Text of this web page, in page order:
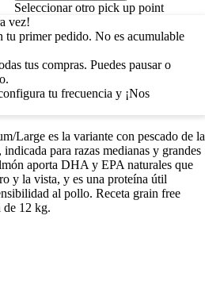
Seleccionar otro pick up point
vez!
tu primer pedido. No es acumulable
tus compras. Puedes pausar o
tu frecuencia y ¡Nos
Large es la variante con pescado de la
para razas medianas y grandes
aporta DHA y EPA naturales que
y la vista, y es una proteína útil
al pollo. Receta grain free
de 12 kg.